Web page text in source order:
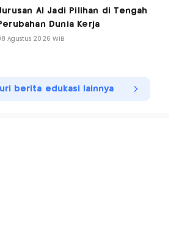
AI Jadi Pilihan di Tengah
Dunia Kerja
Agustus 2026 WIB
berita edukasi lainnya